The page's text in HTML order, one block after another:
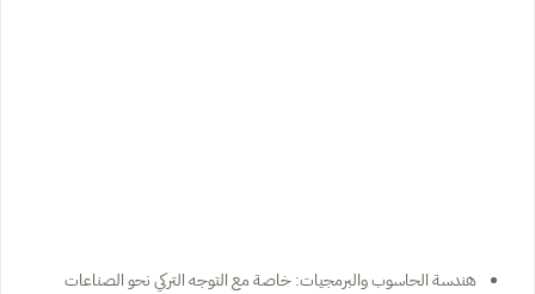
هندسة الحاسوب والبرمجيات: خاصة مع التوجه التركي نحو الصناعات